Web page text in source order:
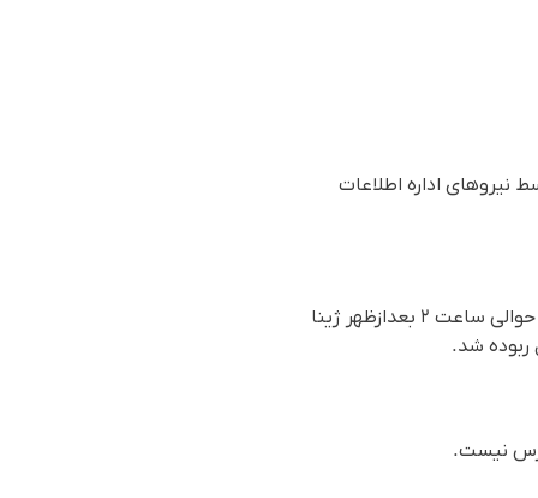
نیروهای اداره اطلاعات
بر اساس گزارش رسیده به سازمان حقوق بشری هه‌نگاو، روز دوشنبه ٢١ فروردین ١٤٠٢ (١٠ آوریل ٢٠٢٣) حوالی ساعت ٢ بعدازظهر ژینا
ربوده شد.
نیست.